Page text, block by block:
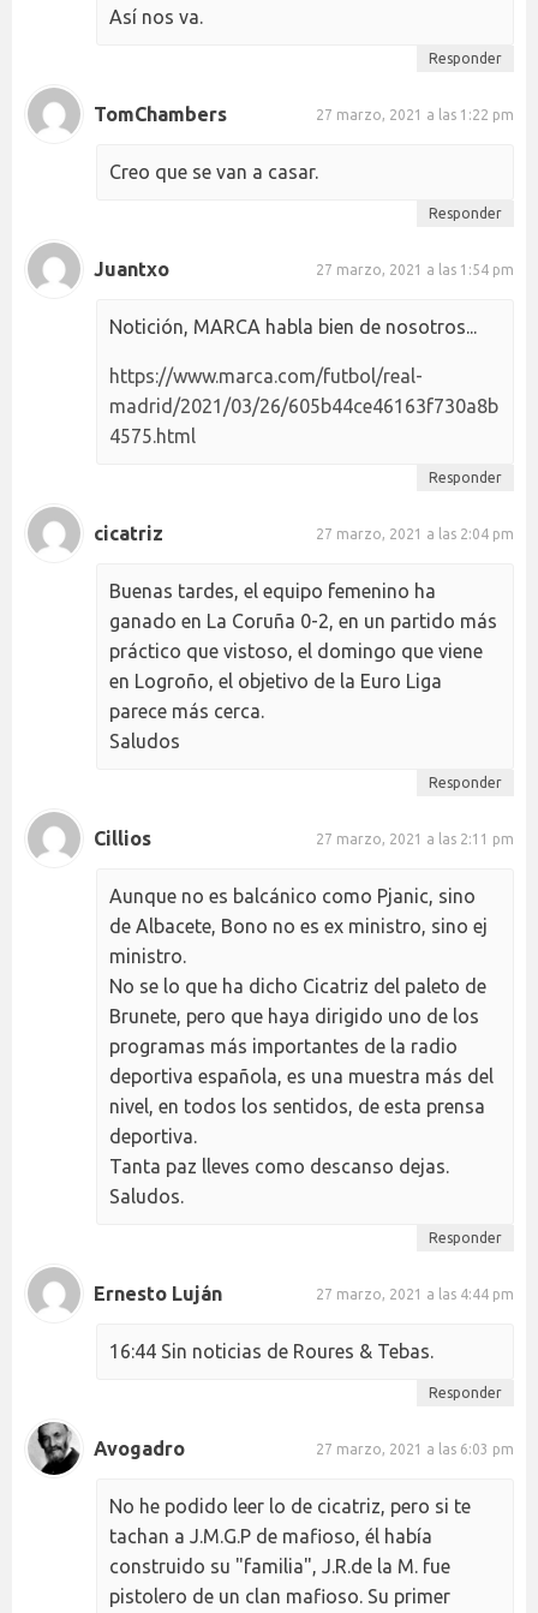
Así nos va.
Responder
TomChambers 27 marzo, 2021 a las 1:22 pm
Creo que se van a casar.
Responder
Juantxo 27 marzo, 2021 a las 1:54 pm
Notición, MARCA habla bien de nosotros...
https://www.marca.com/futbol/real-
madrid/2021/03/26/605b44ce46163f730a8b
4575.html
Responder
cicatriz 27 marzo, 2021 a las 2:04 pm
Buenas tardes, el equipo femenino ha
ganado en La Coruña 0-2, en un partido más
práctico que vistoso, el domingo que viene
en Logroño, el objetivo de la Euro Liga
parece más cerca.
Saludos
Responder
Cillios 27 marzo, 2021 a las 2:11 pm
Aunque no es balcánico como Pjanic, sino
de Albacete, Bono no es ex ministro, sino ej
ministro.
No se lo que ha dicho Cicatriz del paleto de
Brunete, pero que haya dirigido uno de los
programas más importantes de la radio
deportiva española, es una muestra más del
nivel, en todos los sentidos, de esta prensa
deportiva.
Tanta paz lleves como descanso dejas.
Saludos.
Responder
Ernesto Luján 27 marzo, 2021 a las 4:44 pm
16:44 Sin noticias de Roures & Tebas.
Responder
Avogadro 27 marzo, 2021 a las 6:03 pm
No he podido leer lo de cicatriz, pero si te
tachan a J.M.G.P de mafioso, él había
construido su "familia", J.R.de la M. fue
pistolero de un clan mafioso. Su primer